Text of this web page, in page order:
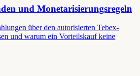
und Monetarisierungsregeln
über den autorisierten Tebex-
und warum ein Vorteilskauf keine